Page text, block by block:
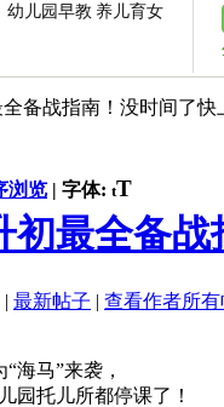
幼儿园早教 养儿育女
备战指南！没时间了快
浏览 | 字体: tT
初最全备
| 最新帖子 | 查看作者所有
海马”来袭，
园托儿所都停课了！